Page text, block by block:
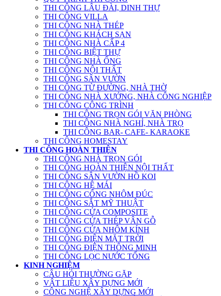
THI CÔNG LÂU ĐÀI, DINH THỰ
THI CÔNG VILLA
THI CÔNG NHÀ THÉP
THI CÔNG KHÁCH SẠN
THI CÔNG NHÀ CẤP 4
THI CÔNG BIỆT THỰ
THI CÔNG NHÀ ỐNG
THI CÔNG NỘI THẤT
THI CÔNG SÂN VƯỜN
THI CÔNG TỪ ĐƯỜNG, NHÀ THỜ
THI CÔNG NHÀ XƯỞNG, NHÀ CÔNG NGHIỆP
THI CÔNG CÔNG TRÌNH
THI CÔNG TRỌN GÓI VĂN PHÒNG
THI CÔNG NHÀ NGHỈ, NHÀ TRỌ
THI CÔNG BAR- CAFE- KARAOKE
THI CÔNG HOMESTAY
THI CÔNG HOÀN THIỆN
THI CÔNG NHÀ TRỌN GÓI
THI CÔNG HOÀN THIỆN NỘI THẤT
THI CÔNG SÂN VƯỜN HỒ KOI
THI CÔNG HỆ MÁI
THI CÔNG CỔNG NHÔM ĐÚC
THI CÔNG SẮT MỸ THUẬT
THI CÔNG CỬA COMPOSITE
THI CÔNG CỬA THÉP VÂN GỖ
THI CÔNG CỬA NHÔM KÍNH
THI CÔNG ĐIỆN MẶT TRỜI
THI CÔNG ĐIỆN THÔNG MINH
THI CÔNG LỌC NƯỚC TỔNG
KINH NGHIỆM
CÂU HỎI THƯỜNG GẶP
VẬT LIỆU XÂY DỰNG MỚI
CÔNG NGHỆ XÂY DỰNG MỚI